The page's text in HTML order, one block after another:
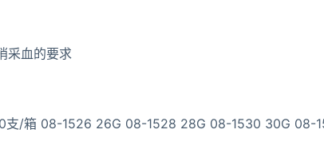
采血的要求
支/箱 08-1526 26G 08-1528 28G 08-1530 30G 08-